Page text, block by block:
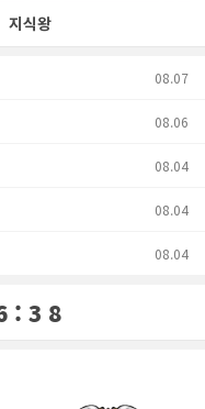
지식왕
08.07
08.06
08.04
08.04
08.04
: 3 8